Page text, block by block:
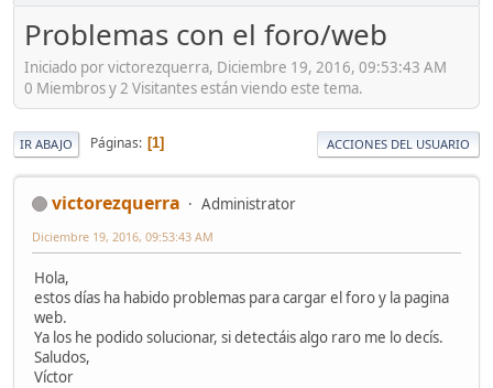
Problemas con el foro/web
Iniciado por victorezquerra, Diciembre 19, 2016, 09:53:43 AM
0 Miembros y 2 Visitantes están viendo este tema.
IR ABAJO Páginas 1 ACCIONES DEL USUARIO
victorezquerra Administrator
Diciembre 19, 2016, 09:53:43 AM
Hola,
estos días ha habido problemas para cargar el foro y la pagina
web.
Ya los he podido solucionar, si detectáis algo raro me lo decís.
Saludos,
Víctor